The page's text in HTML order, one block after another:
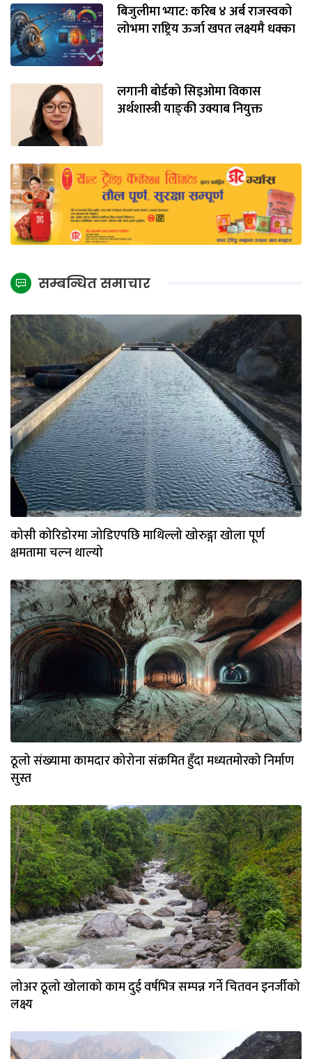
बिजुलीमा भ्याट: करिब ४ अर्ब राजस्वको
लोभमा राष्ट्रिय ऊर्जा खपत लक्ष्यमै धक्का
लगानी बोर्डको सिइओमा विकास
अर्थशास्त्री याङ्‌की उक्याब नियुक्त
सम्बन्धित समाचार
कोसी कोरिडोरमा जोडिएपछि माथिल्लो खोरुङ्गा खोला पूर्ण
क्षमतामा चल्न थाल्यो
ठूलो संख्यामा कामदार कोरोना संक्रमित हुँदा मध्यतमोरको निर्माण
सुस्त
लोअर ठूलो खोलाको काम दुई वर्षभित्र सम्पन्न गर्ने चितवन इनर्जीको
लक्ष्य